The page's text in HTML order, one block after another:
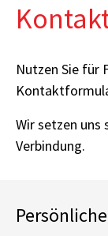
Nutzen Sie für
Wir setzen uns
Verbindung.